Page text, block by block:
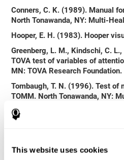
This website uses cookies
Conners, C. K. (1989). Manual
North Tonawanda, NY: Multi-
Hooper, E. H. (1983). Hooper
Greenberg, L. M., Kindschi, C.
TOVA test of variables of
MN: TOVA Research Foundation.
Tombaugh, T. N. (1996). Test of
TOMM. North Tonawanda, NY:
Wechsler, D (1945). A
clinical use. The Journal of
Shallice, T (1982). Specific